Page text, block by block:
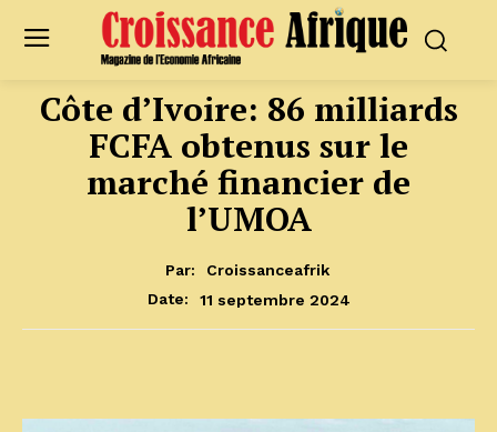
Côte d’Ivoire: 86 milliards
FCFA obtenus sur le
marché financier de
l’UMOA
Par:
Croissanceafrik
Date:
11 septembre 2024